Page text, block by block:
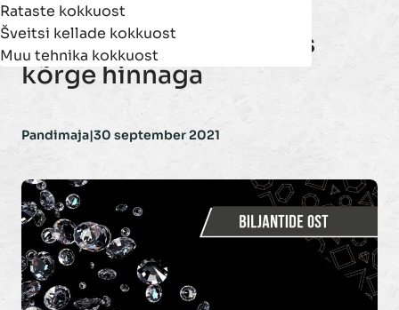
Rataste kokkuost
Šveitsi kellade kokkuost
Muu tehnika kokkuost
Briljantide ost Tallinnas
kõrge hinnaga
Pandimaja|30 september 2021